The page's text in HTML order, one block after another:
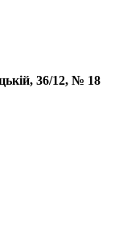
36/12, № 18